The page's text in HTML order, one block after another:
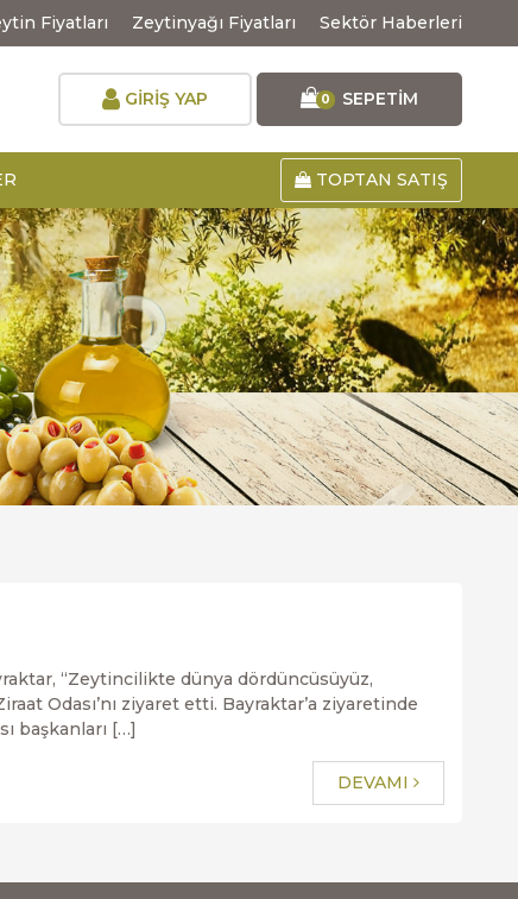
Fiyatları Zeytinyağı Fiyatları Sektör Haberleri
GİRİŞ YAP 0 SEPETİM
TOPTAN SATIŞ
“Zeytincilikte dünya dördüncüsüyüz,
Odası’nı ziyaret etti. Bayraktar’a ziyaretinde
başkanları […]
DEVAMI